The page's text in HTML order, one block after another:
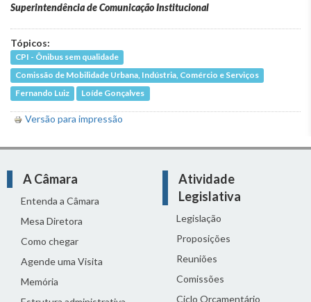
Superintendência de Comunicação Institucional
Tópicos:
CPI - Ônibus sem qualidade
Comissão de Mobilidade Urbana, Indústria, Comércio e Serviços
Fernando Luiz
Loíde Gonçalves
Versão para impressão
A Câmara
Entenda a Câmara
Mesa Diretora
Como chegar
Agende uma Visita
Memória
Atividade
Legislativa
Legislação
Proposições
Reuniões
Comissões
Ciclo Orçamentário